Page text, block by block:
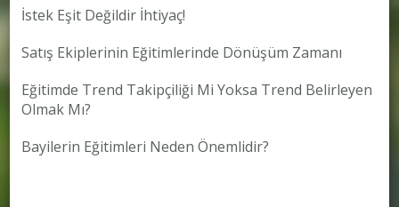
İstek Eşit Değildir İhtiyaç!
Satış Ekiplerinin Eğitimlerinde Dönüşüm Zamanı
Eğitimde Trend Takipçiliği Mi Yoksa Trend Belirleyen
Olmak Mı?
Bayilerin Eğitimleri Neden Önemlidir?